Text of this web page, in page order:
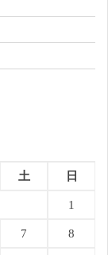
土 日
1
7 8